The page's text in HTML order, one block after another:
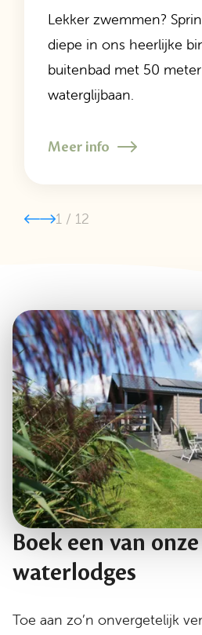
Lekker zwemmen?
diepe in ons heerlijke
buitenbad met 50
waterglijbaan.
Meer info
1 / 12
Boek een van
waterlodges
Toe aan zo’n onvergetelijk